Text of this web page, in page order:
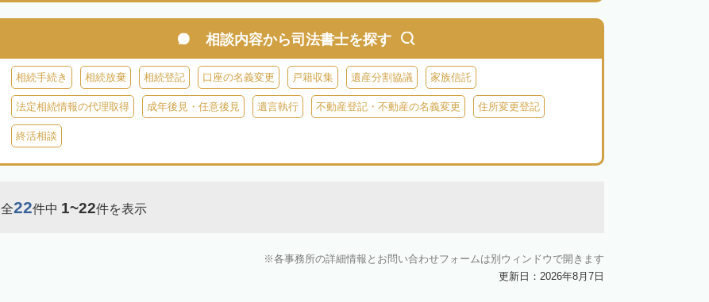
相談内容から司法書士を探す
相続手続き 相続放棄 相続登記 口座の名義変更 戸籍収集 遺産分割協議 家族信託
法定相続情報の代理取得 成年後見・任意後見 遺言執行 不動産登記・不動産の名義変更 住所変更登記
終活相談
全22件中 1~22件を表示
各事務所の詳細情報とお問い合わせフォームは別ウィンドウで開きます
更新日：2026年8月7日